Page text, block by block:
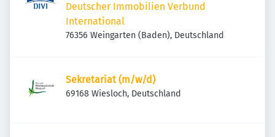
Deutscher Immobilien Verbund
International
76356 Weingarten (Baden), Deutschland
Sekretariat (m/w/d)
69168 Wiesloch, Deutschland